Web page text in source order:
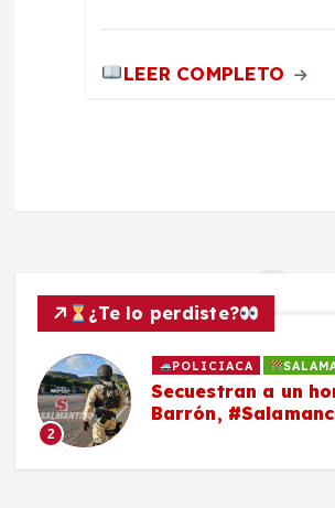
LEER COMPLETO
¿Te lo perdiste?
2
POLICIACA
Secuestran a un
Barrón,